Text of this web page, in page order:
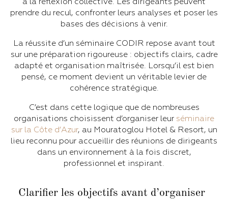
prendre du recul, confronter leurs analyses et poser les
bases des décisions à venir.
La réussite d’un séminaire CODIR repose avant tout
sur une préparation rigoureuse : objectifs clairs, cadre
adapté et organisation maîtrisée. Lorsqu’il est bien
pensé, ce moment devient un véritable levier de
cohérence stratégique.
C’est dans cette logique que de nombreuses
organisations choisissent d’organiser leur séminaire
sur la Côte d’Azur, au Mouratoglou Hotel & Resort, un
lieu reconnu pour accueillir des réunions de dirigeants
dans un environnement à la fois discret,
professionnel et inspirant.
Clarifier les objectifs avant d’organiser